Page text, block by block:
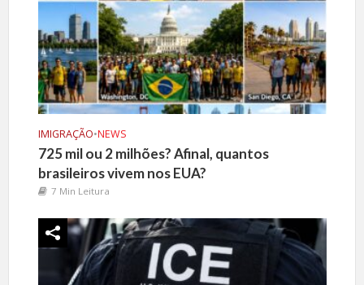
IMIGRAÇÃO•NEWS
725 mil ou 2 milhões? Afinal, quantos
brasileiros vivem nos EUA?
7 Min Leitura